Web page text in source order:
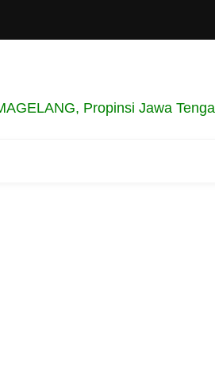
Propinsi Jawa